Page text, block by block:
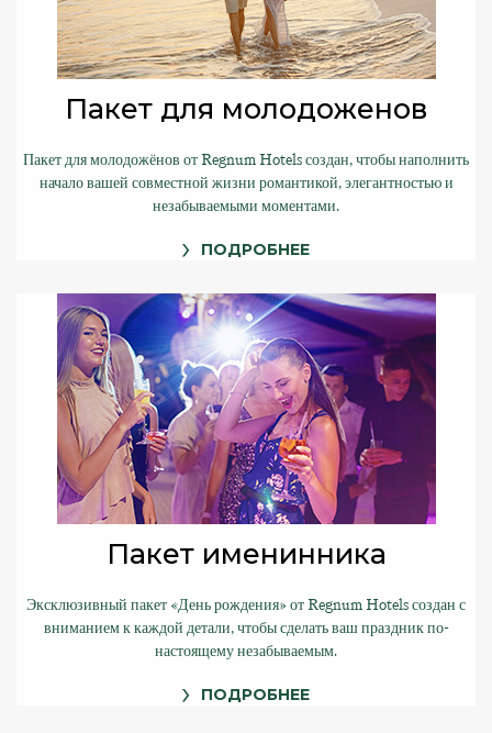
Пакет для молодоженов
Пакет для молодожёнов от Regnum Hotels создан, чтобы наполнить
начало вашей совместной жизни романтикой, элегантностью и
незабываемыми моментами.
ПОДРОБНЕЕ
Пакет именинника
Эксклюзивный пакет «День рождения» от Regnum Hotels создан с
вниманием к каждой детали, чтобы сделать ваш праздник по-
настоящему незабываемым.
ПОДРОБНЕЕ